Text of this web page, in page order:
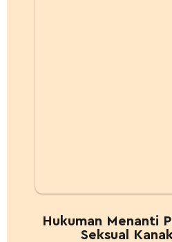
Hukuman Menanti
Seksual